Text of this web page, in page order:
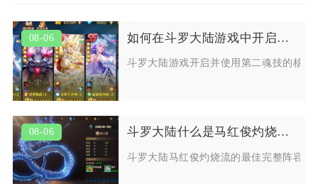
08-06 如何在斗罗大陆游戏中开启并使用第二魂技
斗罗大陆游戏开启并使用第二魂技的核
08-06 斗罗大陆什么是马红俊灼烧流的最佳阵容
斗罗大陆马红俊灼烧流的最佳完整阵容